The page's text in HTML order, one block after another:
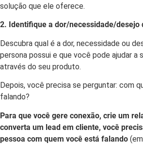
solução que ele oferece.
2. Identifique a dor/necessidade/desejo
Descubra qual é a dor, necessidade ou
persona possui e que você pode ajudar a
através do seu produto.
Depois, você precisa se perguntar: com
falando?
Para que você gere conexão, crie um
converta um lead em cliente, você
pessoa com quem você está falando